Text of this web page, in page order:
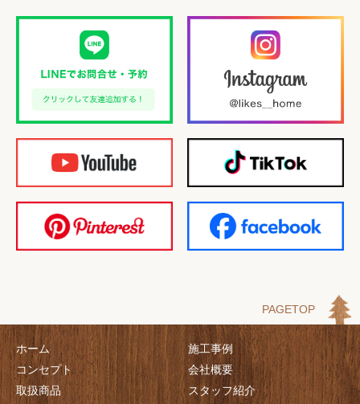
PAGETOP
ホーム
コンセプト
取扱商品
施工事例
会社概要
スタッフ紹介